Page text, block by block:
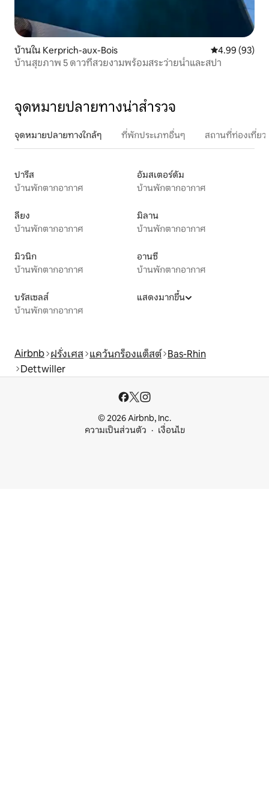
บ้านใน Kerprich-aux-Bois คะแนนเฉลี่ย
4.99 (93)
บ้านสุขภาพ 5 ดาวที่สวยงามพร้อมสระว่ายน้ำและสปา
จุดหมายปลายทางน่าสำรวจ
จุดหมายปลายทางใกล้ๆ ที่พักประเภทอื่นๆ สถานที่ท่องเที่ย
ปารีส
บ้านพักตากอากาศ
อัมสเตอร์ดัม
บ้านพักตากอากาศ
ลียง
บ้านพักตากอากาศ
มิลาน
บ้านพักตากอากาศ
มิวนิก
บ้านพักตากอากาศ
อานซี
บ้านพักตากอากาศ
บรัสเซลส์
บ้านพักตากอากาศ
แสดงมากขึ้น
Airbnb ฝรั่งเศส แคว้นกร็องแต็สต์ Bas-Rhin
Dettwiller
© 2026 Airbnb, Inc.
ความเป็นส่วนตัว
เงื่อนไข